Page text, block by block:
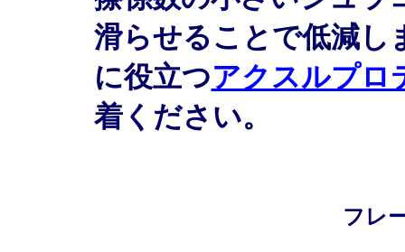
滑らせることで低減
に役立つアクスルプロ
着ください。
フレ